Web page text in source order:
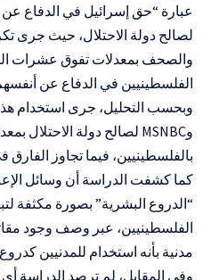
عبارة “حق إسرائيل في الدفاع
لصالح دولة الاحتلال، حيث جرى
والصحف بمعدلات تفوق عشرات
الفلسطينيين في الدفاع عن
بالفلسطينيين، فيما تجاوز الفارق في
كما كشفت الدراسة أن وسائل
“الدروع البشرية” بصورة مكثفة
الفلسطينيين، عبر وصف وجود
مدنية بأنه استخدام للمدنيين
وفي المقابل، لم ترصد الدراسة